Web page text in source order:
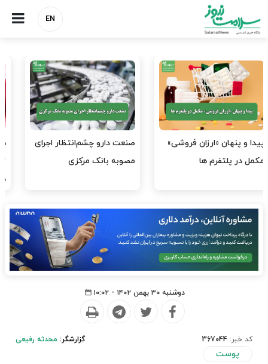
EN
هشدار کانون هموفیلی ایران:
۴ هزار بیمار ۸ ماه است
نسخه وزارت بهداشت برای
مهار پزشک‌نماهای
دوشنبه ۳۰ بهمن ۱۴۰۲ - ۱۰:۰۲
کد خبر: 367044
پوست
گزارشگر: محدثه رفیعی